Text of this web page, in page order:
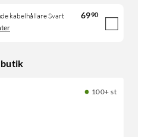
kabelhållare Svart 6990
butik
100+ st